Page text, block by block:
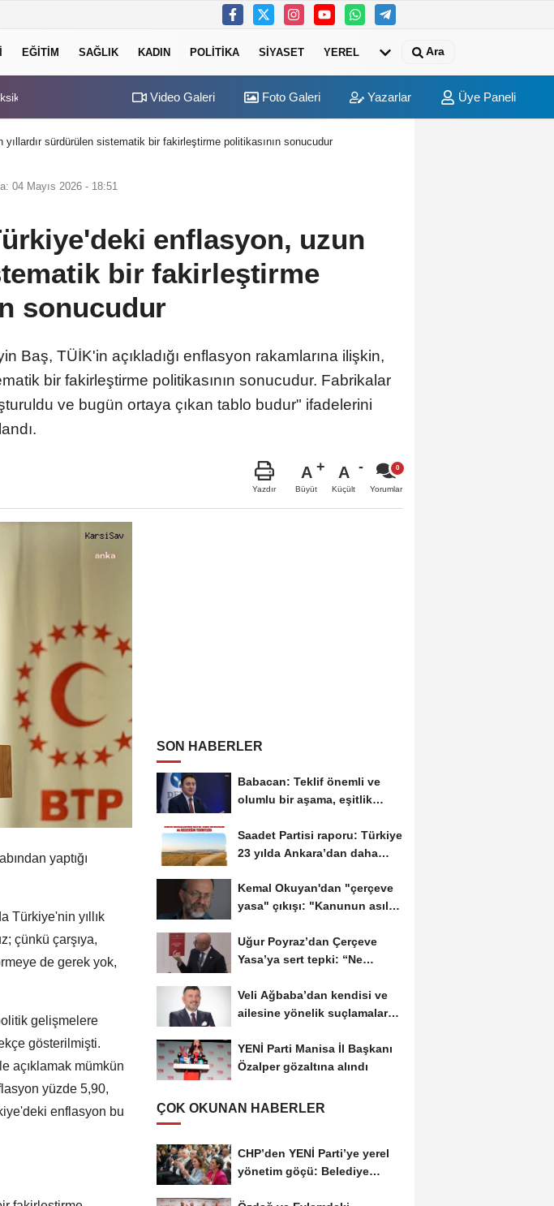
EĞITIM SAĞLIK KADIN POLITIKA SIYASET YEREL Ara
giderilmeli Video Galeri Foto Galeri Yazarlar Üye Paneli
sürdürülen sistematik bir fakirleştirme politikasının sonucudur
04 Mayıs 2026 - 18:51
enflasyon, uzun
bir fakirleştirme
sonucudur
Baş, TÜİK'in açıkladığı enflasyon rakamlarına ilişkin,
bir fakirleştirme politikasının sonucudur. Fabrikalar
ve bugün ortaya çıkan tablo budur" ifadelerini
Yazdır
A
Büyüt
A
Küçült Yorumlar
yaptığı
Türkiye'nin yıllık
çünkü çarşıya,
de gerek yok,
gelişmelere
gösterilmişti.
açıklamak mümkün
yüzde 5,90,
enflasyon bu
SON HABERLER
Babacan: Teklif önemli ve
olumlu bir aşama, eşitlik
Saadet Partisi raporu: Türkiye
23 yılda Ankara’dan daha
Kemal Okuyan'dan "çerçeve
yasa" çıkışı: "Kanunun asıl
Uğur Poyraz’dan Çerçeve
Yasa’ya sert tepki: “Ne
Veli Ağbaba’dan kendisi ve
ailesine yönelik suçlamalara
YENİ Parti Manisa İl Başkanı
Özalper gözaltına alındı
ÇOK OKUNAN HABERLER
CHP’den YENİ Parti’ye yerel
yönetim göçü: Belediye